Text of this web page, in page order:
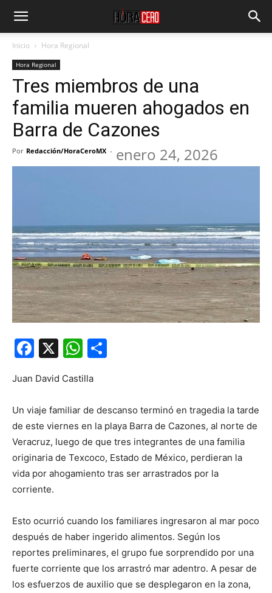
Inicio Hora Regional
Hora Regional
Tres miembros de una
familia mueren ahogados en
Barra de Cazones
Por Redacción/HoraCeroMX - enero 24, 2026
Facebook
X WhatsApp
Juan David Castilla
Un viaje familiar de descanso terminó en tragedia la tarde
de este viernes en la playa Barra de Cazones, al norte de
Veracruz, luego de que tres integrantes de una familia
originaria de Texcoco, Estado de México, perdieran la
vida por ahogamiento tras ser arrastrados por la
corriente.
Esto ocurrió cuando los familiares ingresaron al mar poco
después de haber ingerido alimentos. Según los
reportes preliminares, el grupo fue sorprendido por una
fuerte corriente que los arrastró mar adentro. A pesar de
los esfuerzos de auxilio que se desplegaron en la zona,